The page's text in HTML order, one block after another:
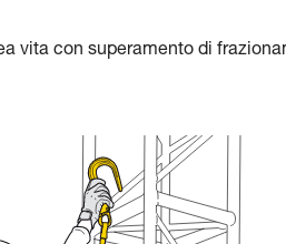
vita con superamento di